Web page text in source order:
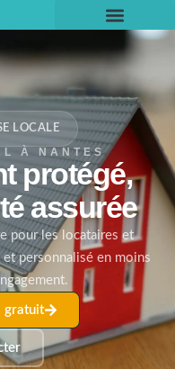
LOCALE
À NANTES
protégé,
assurée
pour les locataires et
personnalisé en moins
gratuit